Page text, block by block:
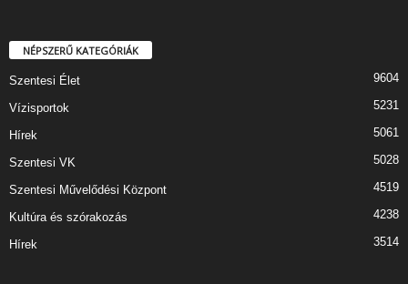
NÉPSZERŰ KATEGÓRIÁK
Szentesi Élet 9604
Vízisportok 5231
Hírek 5061
Szentesi VK 5028
Szentesi Művelődési Központ 4519
Kultúra és szórakozás 4238
Hírek 3514